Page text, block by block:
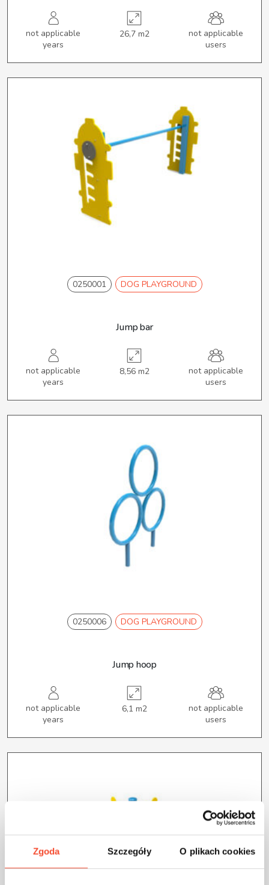
Zgoda Szczegóły O plikach cookies
not applicable
years
26,7 m2
not applicable
users
0250001 DOG PLAYGROUND
Jump bar
not applicable
years
8,56 m2
not applicable
users
0250006 DOG PLAYGROUND
Jump hoop
not applicable
years
6,1 m2
not applicable
users